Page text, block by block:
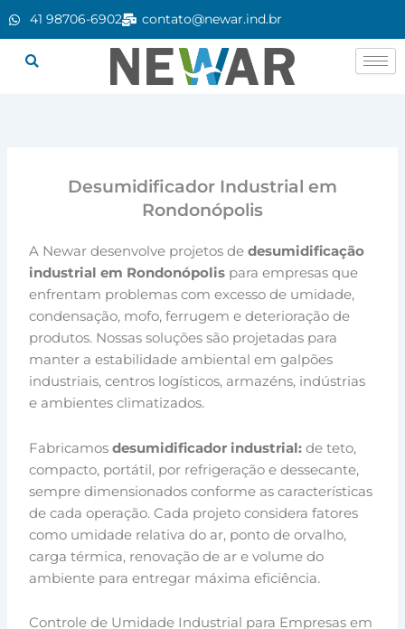
41 98706-6902 contato@newar.ind.br
Desumidificador Industrial em
Rondonópolis
A Newar desenvolve projetos dedesumidificação
industrial em Rondonópolis para empresas que
enfrentam problemas com excesso de umidade,
condensação, mofo, ferrugem e deterioração de
produtos. Nossas soluções são projetadas para
manter a estabilidade ambiental em galpões
industriais, centros logísticos, armazéns, indústrias
e ambientes climatizados.
Fabricamosdesumidificador industrial:de teto,
compacto, portátil, por refrigeração e dessecante,
sempre dimensionados conforme as características
de cada operação. Cada projeto considera fatores
como umidade relativa do ar, ponto de orvalho,
carga térmica, renovação de ar e volume do
ambiente para entregar máxima eficiência.
Controle de Umidade Industrial para Empresas em